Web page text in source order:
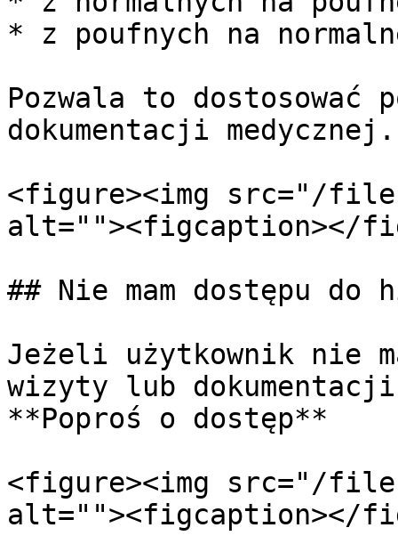
* z poufnych na
Pozwala to dostosować
dokumentacji medycznej.
<figure><img src="/files/
alt=""><figcaption></
## Nie mam dostępu
Jeżeli użytkownik nie
wizyty lub
**Poproś o dostęp**
<figure><img src="/files/
alt=""><figcaption></